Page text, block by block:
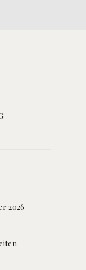
2026